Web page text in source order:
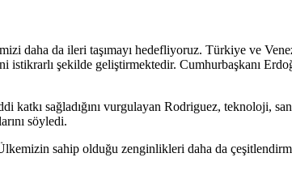
daha da ileri taşımayı hedefliyoruz. Türkiye ve
istikrarlı şekilde geliştirmektedir. Cumhurbaşkanı
katkı sağladığını vurgulayan Rodriguez, teknoloji,
söyledi.
sahip olduğu zenginlikleri daha da